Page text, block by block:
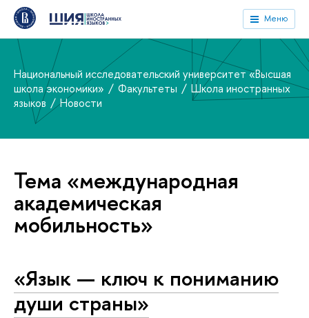
Меню
Национальный исследовательский университет «Высшая
школа экономики»
Факультеты
Школа иностранных
языков
Новости
Тема «международная
академическая
мобильность»
«Язык — ключ к пониманию
души страны»